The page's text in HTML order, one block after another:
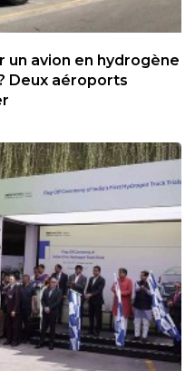
un avion en hydrogène
Deux aéroports